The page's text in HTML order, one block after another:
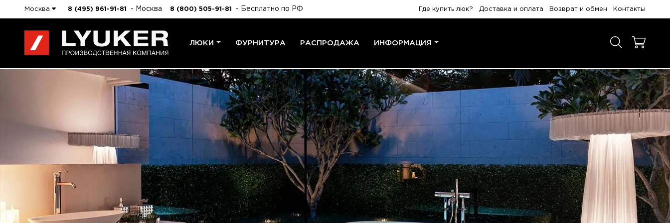
Москва 8 (495) 961-91-81 - Москва 8 (800) 505-91-81 - Бесплатно по РФ Где купить люк? Доставка и оплата Возврат и обмен Контакты
ЛЮКИ ФУРНИТУРА РАСПРОДАЖА ИНФОРМАЦИЯ